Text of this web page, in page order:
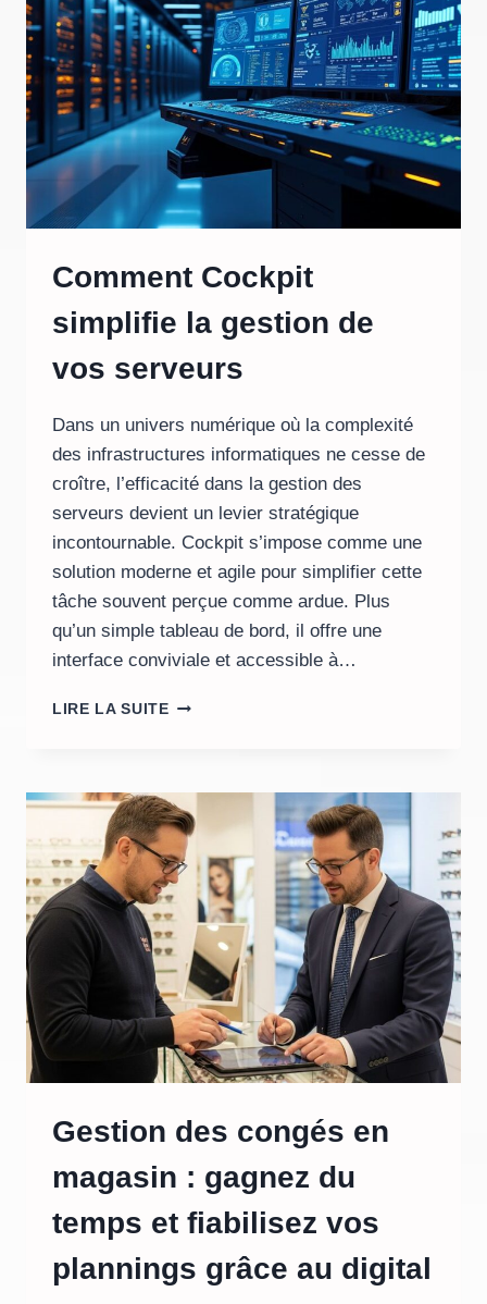
POUR
GAGNER
EN
PRODUCTIVITÉ
Comment Cockpit
simplifie la gestion de
vos serveurs
Dans un univers numérique où la complexité
des infrastructures informatiques ne cesse de
croître, l’efficacité dans la gestion des
serveurs devient un levier stratégique
incontournable. Cockpit s’impose comme une
solution moderne et agile pour simplifier cette
tâche souvent perçue comme ardue. Plus
qu’un simple tableau de bord, il offre une
interface conviviale et accessible à…
LIRE LA SUITECOMMENT
GESTION
DE
VOS
SERVEURS
Gestion des congés en
magasin : gagnez du
temps et fiabilisez vos
plannings grâce au digital